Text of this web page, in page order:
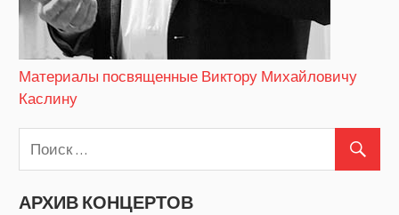
Материалы посвященные Виктору Михайловичу
Каслину
АРХИВ КОНЦЕРТОВ